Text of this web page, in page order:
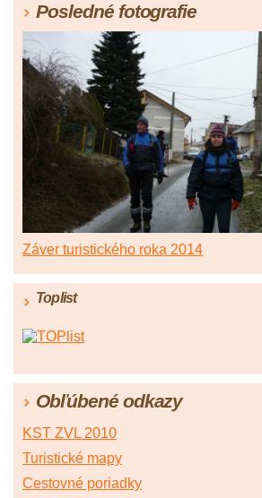
Posledné fotografie
Záver turistického roka 2014
Toplist
Obľúbené odkazy
KST ZVL 2010
Turistické mapy
Cestovné poriadky